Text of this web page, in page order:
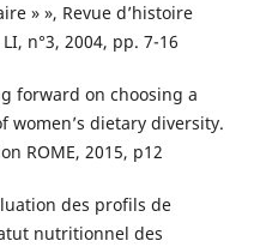
» », Revue d’histoire
n°3, 2004, pp. 7-16
forward on choosing a
dietary diversity.
ROME, 2015, p12
des profils de
nutritionnel des